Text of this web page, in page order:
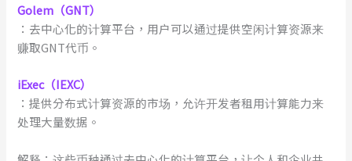
Golem（GNT）
：去中心化的计算平台，用户可以通过提供空闲计算资源来
赚取GNT代币。
iExec（IEXC）
：提供分布式计算资源的市场，允许开发者租用计算能力来
处理大量数据。